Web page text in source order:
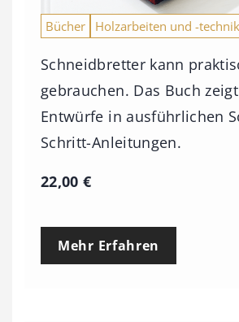
Bücher Holzarbeiten und -
Schneidbretter kann
gebrauchen. Das Buch
Entwürfe in ausführlichen
Schritt-Anleitungen.
22,00€
Mehr Erfahren